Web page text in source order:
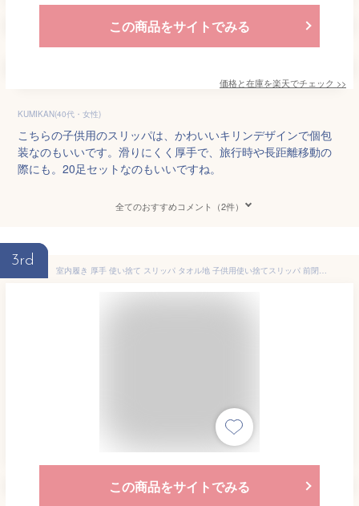
この商品をサイトでみる
価格と在庫を楽天でチェック >>
KUMIKAN(40代・女性)
こちらの子供用のスリッパは、かわいいキリンデザインで個包
装なのもいいです。滑りにくく厚手で、旅行時や長距離移動の
際にも。20足セットなのもいいですね。
全てのおすすめコメント（2件）
3rd
室内履き 厚手 使い捨て スリッパ タオル地 子供用使い捨てスリッパ 前閉じ キッズ 災害 子ども用 こども 10足セット アメニティ 防災 施設 来客用 病院 イベント 住宅展示場 子供用使い捨てスリッパ 合宿 修学旅行 乗り物
この商品をサイトでみる